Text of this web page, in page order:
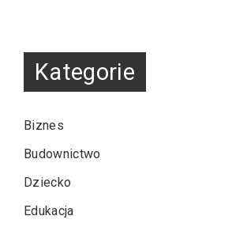
Kategorie
Biznes
Budownictwo
Dziecko
Edukacja